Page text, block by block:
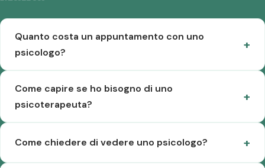
Quanto costa un appuntamento con uno
psicologo?
Come capire se ho bisogno di uno
psicoterapeuta?
Come chiedere di vedere uno psicologo?